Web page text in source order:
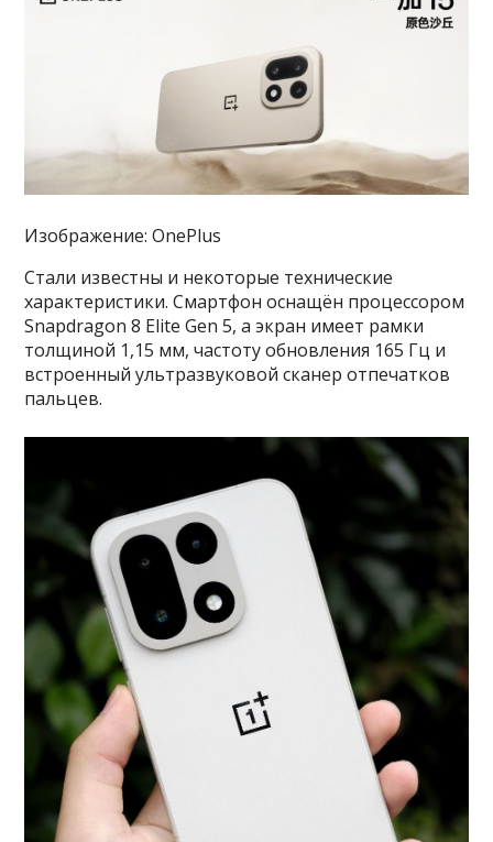
Изображение: OnePlus
Стали известны и некоторые технические
характеристики. Смартфон оснащён процессором
Snapdragon 8 Elite Gen 5, а экран имеет рамки
толщиной 1,15 мм, частоту обновления 165 Гц и
встроенный ультразвуковой сканер отпечатков
пальцев.